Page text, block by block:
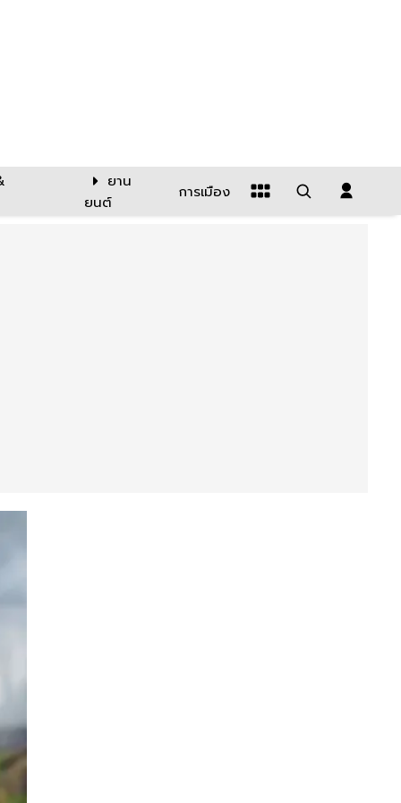
ยาน
ยนต์
การเมือง